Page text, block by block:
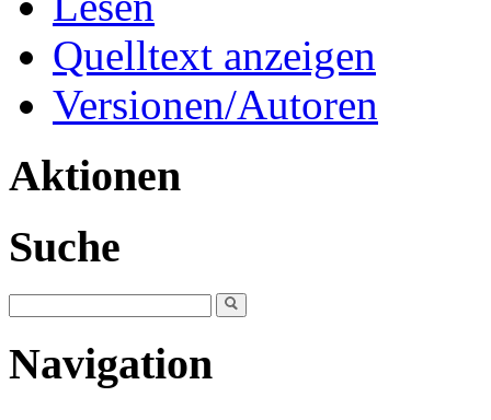
Quelltext anzeigen
Versionen/Autoren
Aktionen
Suche
Navigation